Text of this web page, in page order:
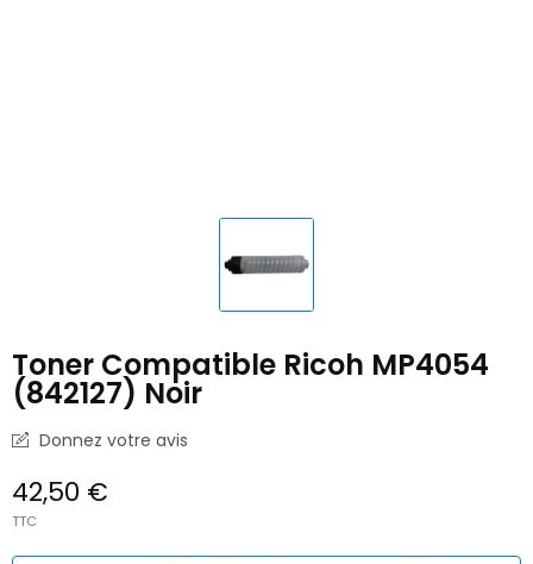
Toner Compatible Ricoh MP4054
(842127) Noir
Donnez votre avis
42,50 €
TTC